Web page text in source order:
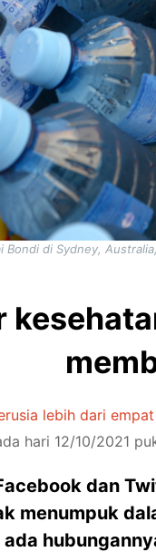
Bondi di Sydney,
lebih dari empat
hari 12/10/2021
dan
menumpuk